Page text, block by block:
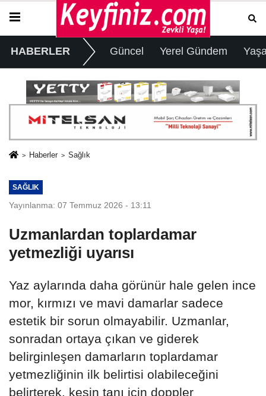
HABERLER Güncel Yerel Gündem
Haberler Sağlık
SAĞLIK
Yayınlanma: 07 Temmuz 2026 - 13:11
Uzmanlardan toplardamar
yetmezliği uyarısı
Yaz aylarında daha görünür hale gelen ince
mor, kırmızı ve mavi damarlar sadece
estetik bir sorun olmayabilir. Uzmanlar,
sonradan ortaya çıkan ve giderek
belirginleşen damarların toplardamar
yetmezliğinin ilk belirtisi olabileceğini
belirterek, kesin tanı için doppler